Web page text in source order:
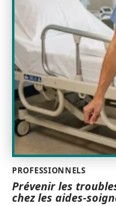
PROFESSIONNELS
Prévenir les
chez les aides-